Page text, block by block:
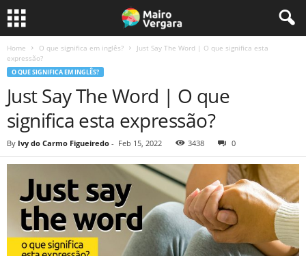
Home O que significa em inglês?
Just Say The Word | O que significa esta
expressão?
O QUE SIGNIFICA EM INGLÊS?
Just Say The Word | O que
significa esta expressão?
By Ivy do Carmo Figueiredo - Feb 15, 2022 3438 0